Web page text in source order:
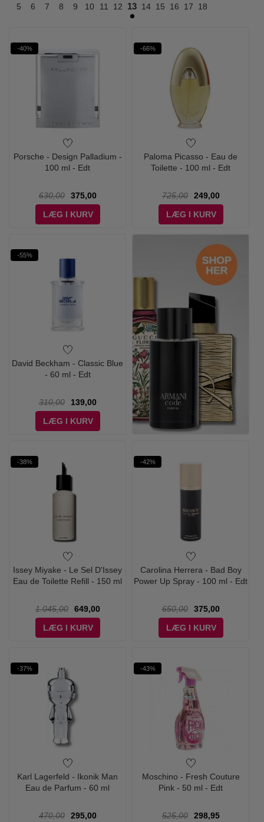
5 6 7 8 9 10 11 12 13 14 15 16 17 18
-40%
Porsche - Design Palladium -
100 ml - Edt
630,00
375,00
LÆG I KURV
-66%
Paloma Picasso - Eau de
Toilette - 100 ml - Edt
725,00
249,00
LÆG I KURV
-55%
David Beckham - Classic Blue
- 60 ml - Edt
310,00
139,00
LÆG I KURV
-38%
Issey Miyake - Le Sel D'Issey
Eau de Toilette Refill - 150 ml
1.045,00
649,00
LÆG I KURV
-42%
Carolina Herrera - Bad Boy
Power Up Spray - 100 ml - Edt
650,00
375,00
LÆG I KURV
-37%
Karl Lagerfeld - Ikonik Man
Eau de Parfum - 60 ml
470,00
295,00
-43%
Moschino - Fresh Couture
Pink - 50 ml - Edt
525,00
298,95